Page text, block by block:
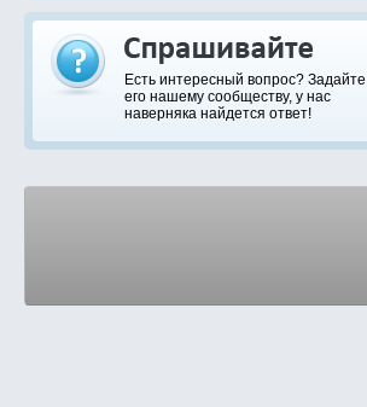
Есть интересный вопрос? Задайте
его нашему сообществу, у нас
наверняка найдется ответ!